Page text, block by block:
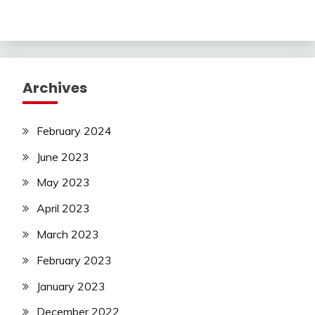
Archives
February 2024
June 2023
May 2023
April 2023
March 2023
February 2023
January 2023
December 2022